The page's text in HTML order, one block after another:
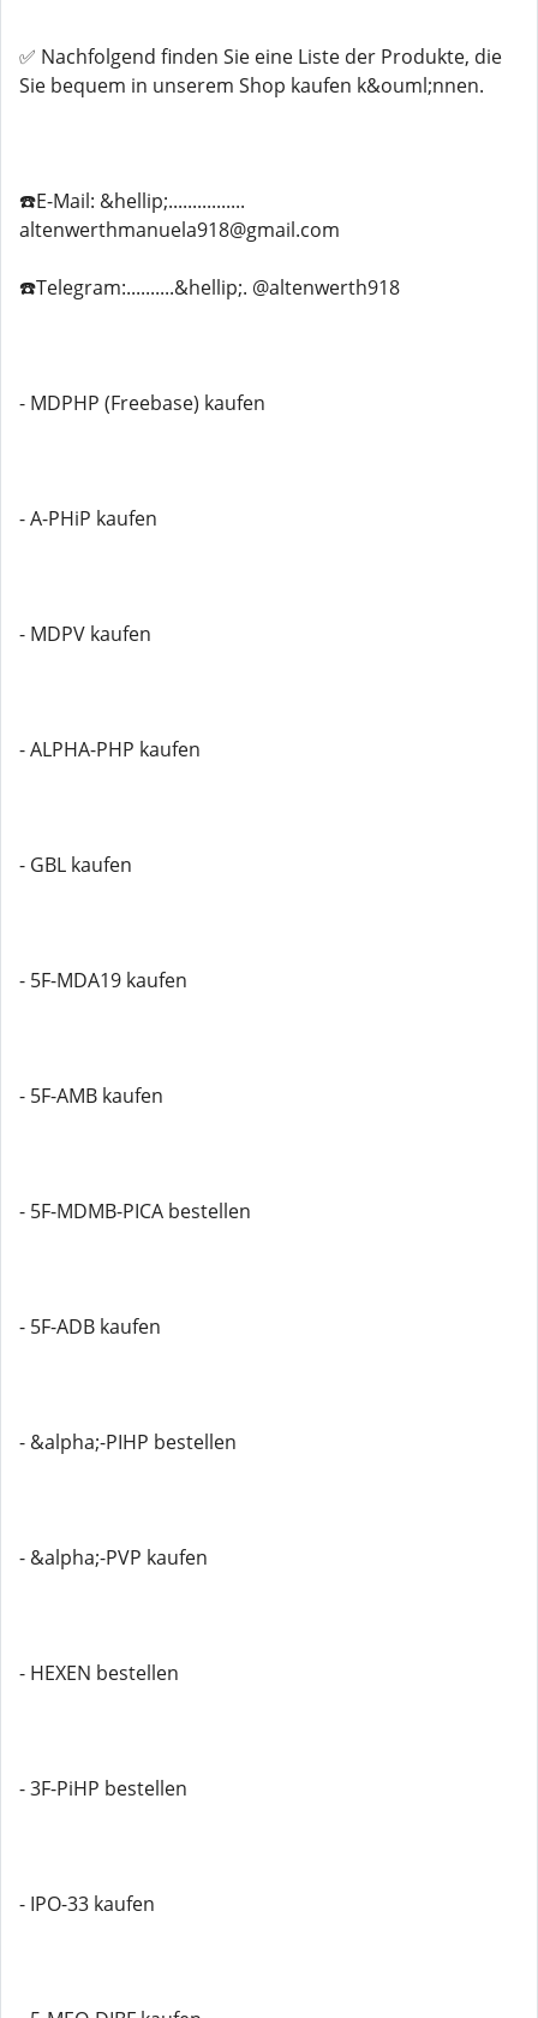
✅ Nachfolgend finden Sie eine Liste der Produkte, die
Sie bequem in unserem Shop kaufen k&ouml;nnen.
☎️E-Mail: &hellip;................
altenwerthmanuela918@gmail.com
☎️Telegram:..........&hellip;. @altenwerth918
- MDPHP (Freebase) kaufen
- A-PHiP kaufen
- MDPV kaufen
- ALPHA-PHP kaufen
- GBL kaufen
- 5F-MDA19 kaufen
- 5F-AMB kaufen
- 5F-MDMB-PICA bestellen
- 5F-ADB kaufen
- &alpha;-PIHP bestellen
- &alpha;-PVP kaufen
- HEXEN bestellen
- 3F-PiHP bestellen
- IPO-33 kaufen